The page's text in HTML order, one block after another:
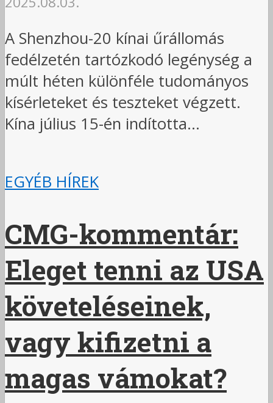
A Shenzhou-20 kínai űrállomás
fedélzetén tartózkodó legénység a
múlt héten különféle tudományos
kísérleteket és teszteket végzett.
Kína július 15-én indította...
EGYÉB HÍREK
CMG-kommentár:
Eleget tenni az USA
követeléseinek,
vagy kifizetni a
magas vámokat?